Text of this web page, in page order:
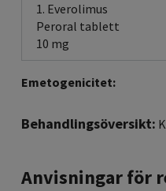
1. Everolimus
Peroral tablett
10 mg
Emetogenicitet:
Behandlingsöversikt:
Anvisningar för